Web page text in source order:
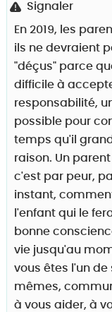
Signaler
En 2019, les
ils ne devraient
"déçus" parce
difficile à
responsabilité,
possible pour
temps qu'il
raison. Un
c'est par peur,
instant,
l'enfant qui le
bonne
vie jusqu'au
vous êtes l'un
mêmes,
à vous aider, à